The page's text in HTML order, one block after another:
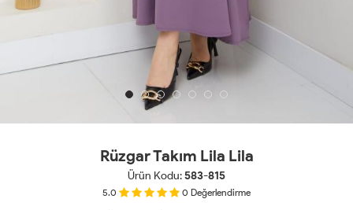
Rüzgar Takım Lila Lila
Ürün Kodu:583-815
5.0 0 Değerlendirme